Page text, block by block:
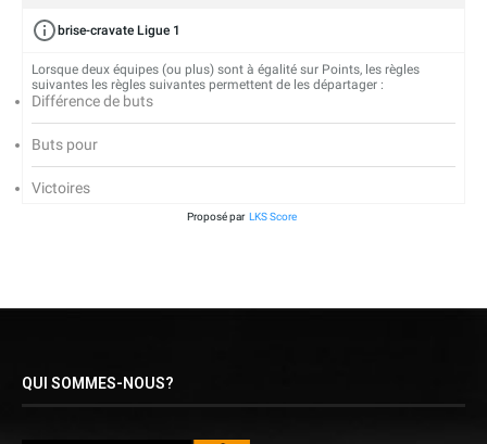
brise-cravate Ligue 1
Lorsque deux équipes (ou plus) sont à égalité sur Points, les règles
suivantes les règles suivantes permettent de les départager :
Différence de buts
Buts pour
Victoires
Proposé par LKS Score
QUI SOMMES-NOUS?